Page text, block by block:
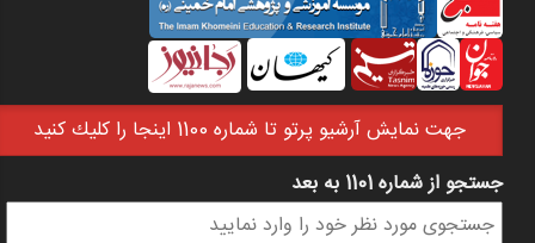
جهت نمايش آرشيو پرتو تا شماره 1100 اينجا را كليك كنيد
فرم جستجو
جستجو از شماره 1101 به بعد